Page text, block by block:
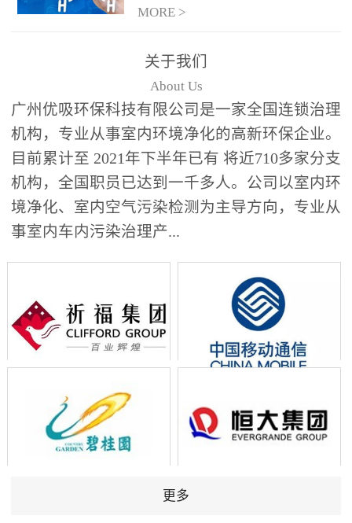
MORE >
关于我们
About Us
广州优吸环保科技有限公司是一家全国连锁治理
机构，专业从事室内环境净化的高新环保企业。
目前累计至 2021年下半年已有 将近710多家分支
机构，全国职员已达到一千多人。公司以室内环
境净化、室内空气污染检测为主导方向，专业从
事室内车内污染治理产...
更多